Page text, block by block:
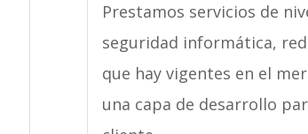
Prestamos servicios de
seguridad informática,
que hay vigentes en el
una capa de desarrollo